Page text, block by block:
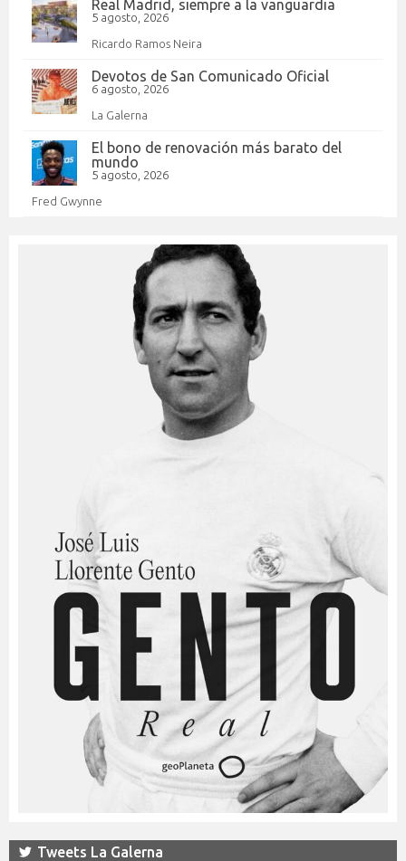
Real Madrid, siempre a la vanguardia
5 agosto, 2026
Ricardo Ramos Neira
Devotos de San Comunicado Oficial
6 agosto, 2026
La Galerna
El bono de renovación más barato del
mundo
5 agosto, 2026
Fred Gwynne
Tweets La Galerna